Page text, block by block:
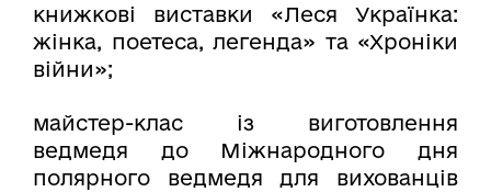
книжкові виставки «Леся Українка:
жінка, поетеса, легенда» та «Хроніки
війни»;
майстер-клас із виготовлення
ведмедя до Міжнародного дня
полярного ведмедя для вихованців